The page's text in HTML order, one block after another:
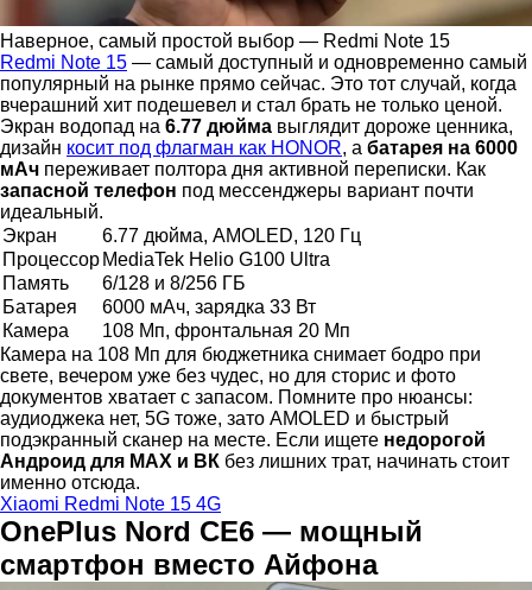
Наверное, самый простой выбор — Redmi Note 15
Redmi Note 15 — cамый доступный и одновременно самый
популярный на рынке прямо сейчас. Это тот случай, когда
вчерашний хит подешевел и стал брать не только ценой.
Экран водопад на 6.77 дюйма выглядит дороже ценника,
дизайн косит под флагман как HONOR, а батарея на 6000
мАч переживает полтора дня активной переписки. Как
запасной телефон под мессенджеры вариант почти
идеальный.
Экран
6.77 дюйма, AMOLED, 120 Гц
Процессор MediaTek Helio G100 Ultra
Память
6/128 и 8/256 ГБ
Батарея
6000 мАч, зарядка 33 Вт
Камера
108 Мп, фронтальная 20 Мп
Камера на 108 Мп для бюджетника снимает бодро при
свете, вечером уже без чудес, но для сторис и фото
документов хватает с запасом. Помните про нюансы:
аудиоджека нет, 5G тоже, зато AMOLED и быстрый
подэкранный сканер на месте. Если ищете недорогой
Андроид для МАХ и ВК без лишних трат, начинать стоит
именно отсюда.
Xiaomi Redmi Note 15 4G
OnePlus Nord CE6 — мощный
смартфон вместо Айфона